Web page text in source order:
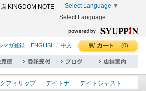
: KINGDOM NOTE Select Language ▼
Select Language
マガ登録 ENGLISH / 中文 (0)
フィリップ デイトナ
デイトジャスト